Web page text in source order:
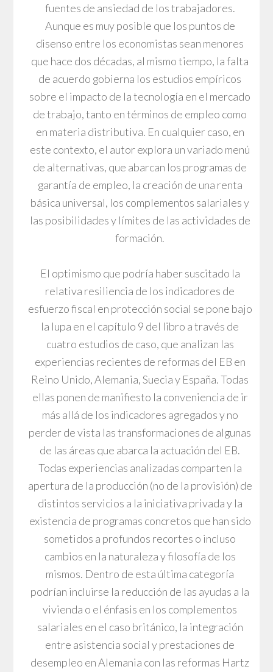
fuentes de ansiedad de los trabajadores.
Aunque es muy posible que los puntos de
disenso entre los economistas sean menores
que hace dos décadas, al mismo tiempo, la falta
de acuerdo gobierna los estudios empíricos
sobre el impacto de la tecnología en el mercado
de trabajo, tanto en términos de empleo como
en materia distributiva. En cualquier caso, en
este contexto, el autor explora un variado menú
de alternativas, que abarcan los programas de
garantía de empleo, la creación de una renta
básica universal, los complementos salariales y
las posibilidades y límites de las actividades de
formación.
El optimismo que podría haber suscitado la
relativa resiliencia de los indicadores de
esfuerzo fiscal en protección social se pone bajo
la lupa en el capítulo 9 del libro a través de
cuatro estudios de caso, que analizan las
experiencias recientes de reformas del EB en
Reino Unido, Alemania, Suecia y España. Todas
ellas ponen de manifiesto la conveniencia de ir
más allá de los indicadores agregados y no
perder de vista las transformaciones de algunas
de las áreas que abarca la actuación del EB.
Todas experiencias analizadas comparten la
apertura de la producción (no de la provisión) de
distintos servicios a la iniciativa privada y la
existencia de programas concretos que han sido
sometidos a profundos recortes o incluso
cambios en la naturaleza y filosofía de los
mismos. Dentro de esta última categoría
podrían incluirse la reducción de las ayudas a la
vivienda o el énfasis en los complementos
salariales en el caso británico, la integración
entre asistencia social y prestaciones de
desempleo en Alemania con las reformas Hartz